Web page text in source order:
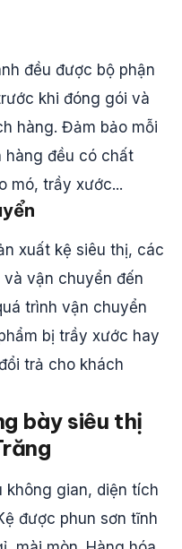
đều được bộ phận
khi đóng gói và
hàng. Đảm bảo mỗi
hàng đều có chất
mó, trầy xước...
xuất kệ siêu thị, các
vận chuyển đến
trình vận chuyển
bị trầy xước hay
trả cho khách
bày siêu thị
không gian, diện tích
được phun sơn tĩnh